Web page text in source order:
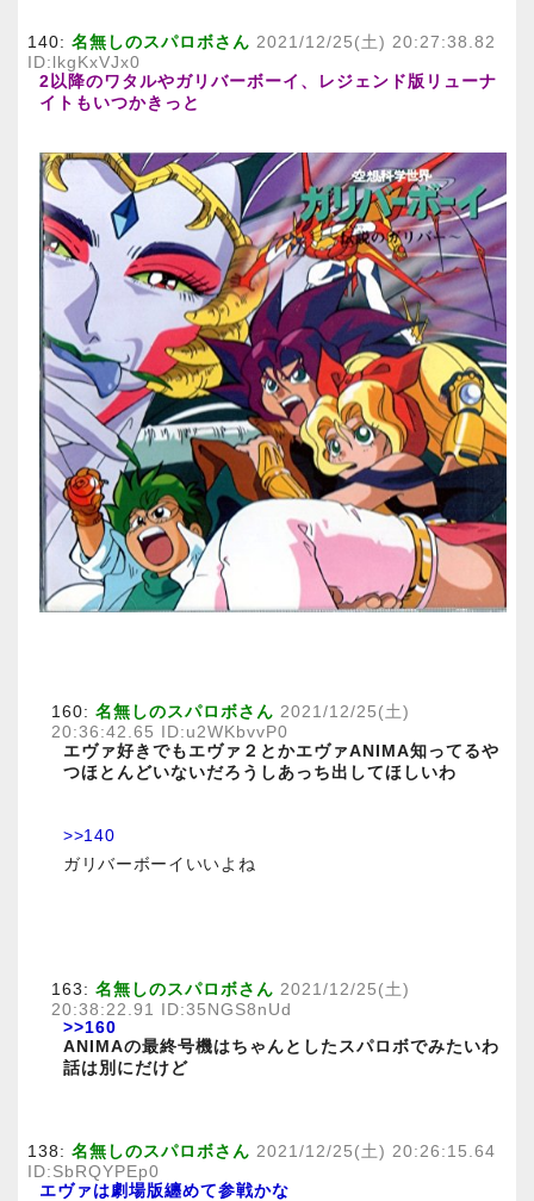
140: 名無しのスパロボさん 2021/12/25(土) 20:27:38.82
ID:lkgKxVJx0
2以降のワタルやガリバーボーイ、レジェンド版リューナ
イトもいつかきっと
160: 名無しのスパロボさん 2021/12/25(土)
20:36:42.65 ID:u2WKbvvP0
エヴァ好きでもエヴァ２とかエヴァANIMA知ってるや
つほとんどいないだろうしあっち出してほしいわ
>>140
ガリバーボーイいいよね
163: 名無しのスパロボさん 2021/12/25(土)
20:38:22.91 ID:35NGS8nUd
>>160
ANIMAの最終号機はちゃんとしたスパロボでみたいわ
話は別にだけど
138: 名無しのスパロボさん 2021/12/25(土) 20:26:15.64
ID:SbRQYPEp0
エヴァは劇場版纏めて参戦かな